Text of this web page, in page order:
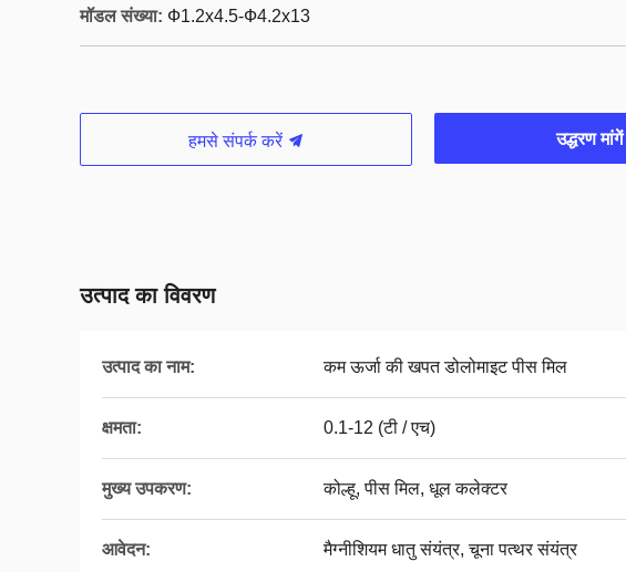
मॉडल संख्या: Ф1.2x4.5-Ф4.2x13
हमसे संपर्क करें उद्धरण मांगें
उत्पाद का विवरण
उत्पाद का नाम: कम ऊर्जा की खपत डोलोमाइट पीस मिल
क्षमता: 0.1-12 (टी / एच)
मुख्य उपकरण: कोल्हू, पीस मिल, धूल कलेक्टर
आवेदन: मैग्नीशियम धातु संयंत्र, चूना पत्थर संयंत्र